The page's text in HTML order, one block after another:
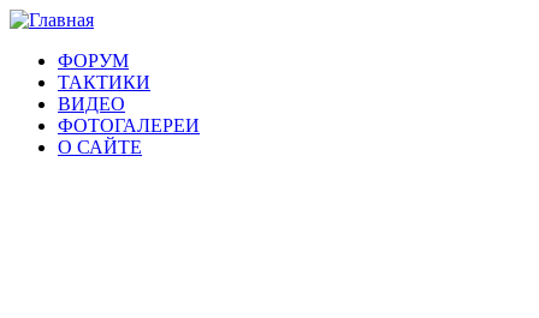
ФОРУМ
ТАКТИКИ
ВИДЕО
ФОТОГАЛЕРЕИ
О САЙТЕ